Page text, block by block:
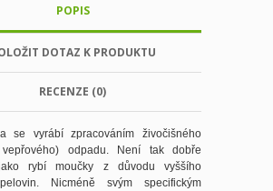
POPIS
DOTAZ K PRODUKTU
RECENZE (0)
se vyrábí zpracováním živočišného
vepřového) odpadu. Není tak dobře
rybí moučky z důvodu vyššího
Nicméně svým specifickým